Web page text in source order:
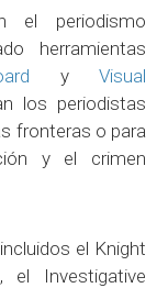
el periodismo
herramientas
y Visual
los periodistas
fronteras o para
y el crimen
el Knight
el Investigative